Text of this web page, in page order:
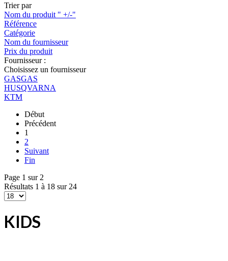
Trier par
Nom du produit " +/-"
Référence
Catégorie
Nom du fournisseur
Prix du produit
Fournisseur :
Choisissez un fournisseur
GASGAS
HUSQVARNA
KTM
Début
Précédent
1
2
Suivant
Fin
Page 1 sur 2
Résultats 1 à 18 sur 24
KIDS